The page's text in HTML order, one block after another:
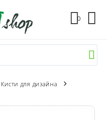
0
Кисти для дизайна